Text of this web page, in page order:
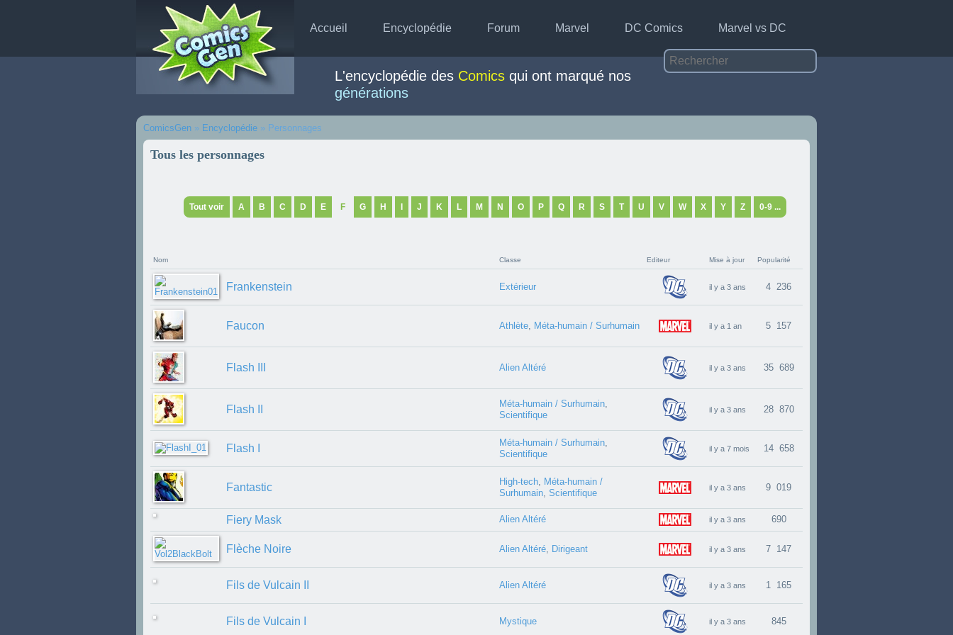
Accueil Encyclopédie Forum Marvel DC Comics Marvel vs DC
L'encyclopédie des Comics qui ont marqué nos
générations
ComicsGen » Encyclopédie » Personnages
Tous les personnages
Tout voir A B C D E F G H J K L M N O P Q R S T U V W X Y Z 0-9 ...
Nom Classe Editeur Mise à jour Popularité
Frankenstein Extérieur il y a 3 ans 4 236
Faucon Athlète, Méta-humain / Surhumain il y a 1 an 5 157
Flash III Alien Altéré il y a 3 ans 35 689
Flash II Méta-humain / Surhumain,
Scientifique
il y a 3 ans 28 870
Flash I Méta-humain / Surhumain,
Scientifique
il y a 7 mois 14 658
Fantastic High-tech, Méta-humain /
Surhumain, Scientifique il y a 3 ans 9 019
Fiery Mask Alien Altéré il y a 3 ans 690
Flèche Noire Alien Altéré, Dirigeant il y a 3 ans 7 147
Fils de Vulcain II Alien Altéré il y a 3 ans 1 165
Fils de Vulcain I Mystique il y a 3 ans 845